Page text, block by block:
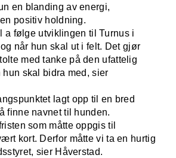
en blanding av energi,
positiv holdning.
a følge utviklingen til Turnus i
når hun skal ut i felt. Det gjør
med tanke på den ufattelig
skal bidra med, sier
lagt opp til en bred
finne navnet til hunden.
som måtte oppgis til
kort. Derfor måtte vi ta en hurtig
sier Håverstad.